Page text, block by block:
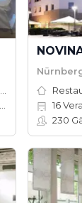
16
230